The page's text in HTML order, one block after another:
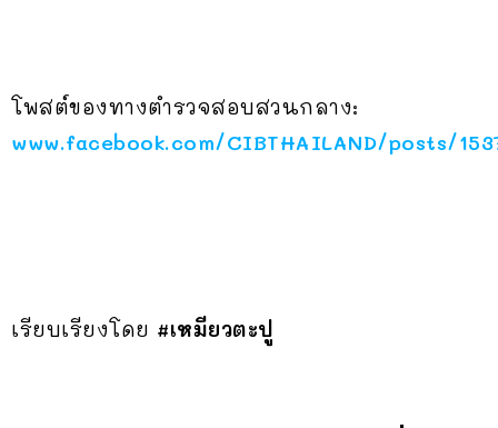
โพสต์ของทางตำรวจสอบสวนกลาง:
www.facebook.com/CIBTHAILAND/posts/
เรียบเรียงโดย #เหมียวตะปู